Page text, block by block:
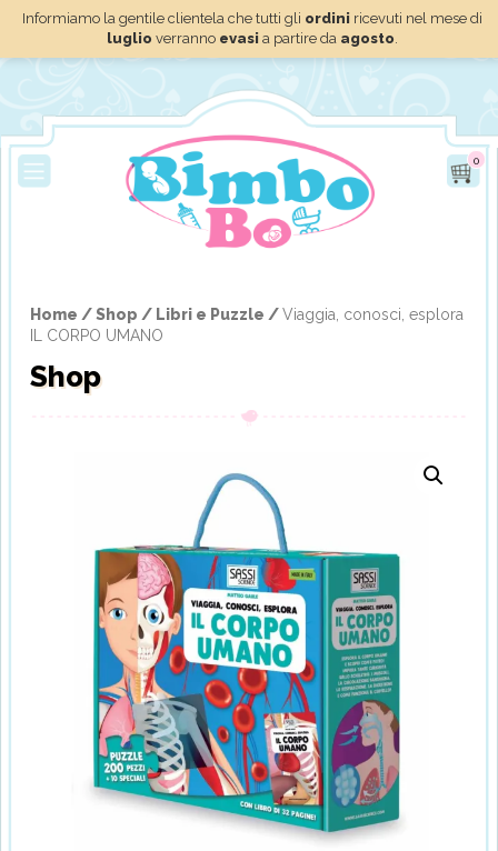
Informiamo la gentile clientela che tutti gli ordini ricevuti nel mese di
luglio verranno evasi a partire da agosto.
0
Home /Shop / Libri e Puzzle /Viaggia, conosci, esplora
IL CORPO UMANO
Shop